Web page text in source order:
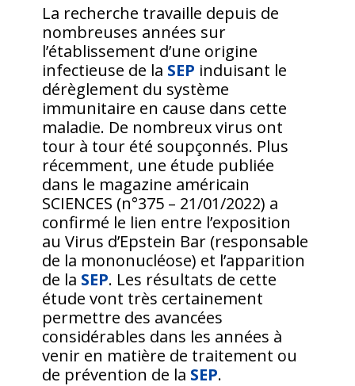
La recherche travaille depuis de
nombreuses années sur
l’établissement d’une origine
infectieuse de la SEP induisant le
dérèglement du système
immunitaire en cause dans cette
maladie. De nombreux virus ont
tour à tour été soupçonnés. Plus
récemment, une étude publiée
dans le magazine américain
SCIENCES (n°375 – 21/01/2022) a
confirmé le lien entre l’exposition
au Virus d’Epstein Bar (responsable
de la mononucléose) et l’apparition
de la SEP. Les résultats de cette
étude vont très certainement
permettre des avancées
considérables dans les années à
venir en matière de traitement ou
de prévention de la SEP.